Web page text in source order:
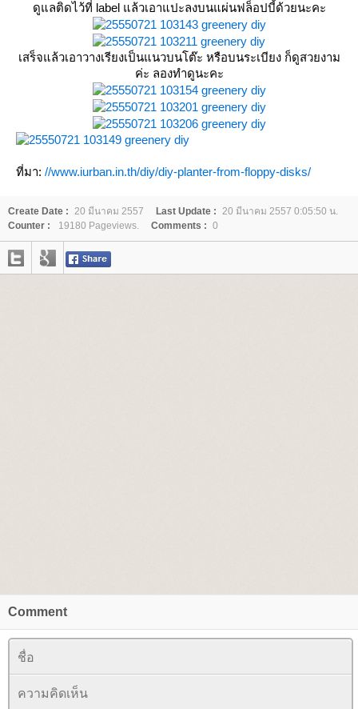
ดูแลติดไว้ที่ label แล้วเอาแปะลงบนแผ่นฟล็อปบี้ด้วยนะคะ
เสร็จแล้วเอาวางเรียงเป็นแนวบนโต๊ะ หรือบนระเบียง ก็ดูสวยงาม
ค่ะ ลองทำดูนะคะ
ที่มา: //www.iurban.in.th/diy/diy-planter-from-floppy-disks/
Create Date : 20 มีนาคม 2557 Last Update : 20 มีนาคม 2557 0:05:50 น.
Counter :
19180 Pageviews. Comments : 0
Comment